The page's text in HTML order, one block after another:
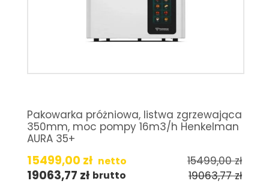
Pakowarka próżniowa, listwa zgrzewająca
350mm, moc pompy 16m3/h Henkelman
AURA 35+
15499,00 zł netto 15499,00zł
19063,77 zł brutto 19063,77zł